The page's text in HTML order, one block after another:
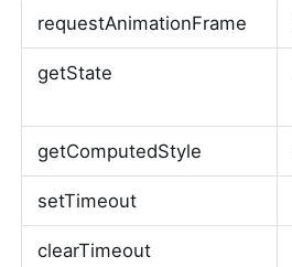
requestAnimationFrame
getState
getComputedStyle
setTimeout
clearTimeout